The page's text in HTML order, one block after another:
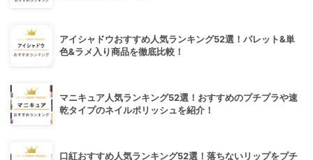
アイシャドウおすすめ人気ランキング52選！パレット&単
色&ラメ入り商品を徹底比較！
マニキュア人気ランキング52選！おすすめのプチプラや速
乾タイプのネイルポリッシュを紹介！
口紅おすすめ人気ランキング52選！落ちないリップをプチ